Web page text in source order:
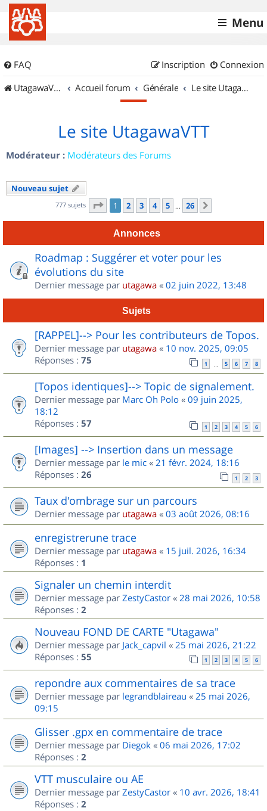
Menu
FAQ Connexion
Inscription
UtagawaVTT (Randos VTT et VTTAE avec traces GPS)
Accueil forum Générale Le site UtagawaVTT
Le site UtagawaVTT
Modérateur : Modérateurs des Forums
Nouveau sujet
777 sujets Page 1sur
1 2 3 4 5 … 26
Annonces
Roadmap : Suggérer et voter pour les
évolutions du site
Dernier message par utagawa « 02 juin 2022, 13:48
Sujets
[RAPPEL]--> Pour les contributeurs de Topos.
Dernier message par utagawa « 10 nov. 2025, 09:05
Réponses : 75 1 … 5 6 7 8
[Topos identiques]--> Topic de signalement.
Dernier message par Marc Oh Polo « 09 juin 2025,
18:12
Réponses : 57 1 2 3 4 5 6
[Images] --> Insertion dans un message
Dernier message par le mic « 21 févr. 2024, 18:16
Réponses : 26 1 2 3
Taux d'ombrage sur un parcours
Dernier message par utagawa « 03 août 2026, 08:16
enregistrerune trace
Dernier message par utagawa « 15 juil. 2026, 16:34
Réponses : 1
Signaler un chemin interdit
Dernier message par ZestyCastor « 28 mai 2026, 10:58
Réponses : 2
Nouveau FOND DE CARTE "Utagawa"
Dernier message par Jack_capvil « 25 mai 2026, 21:22
Réponses : 55 1 2 3 4 5 6
repondre aux commentaires de sa trace
Dernier message par legrandblaireau « 25 mai 2026,
09:15
Glisser .gpx en commentaire de trace
Dernier message par Diegok « 06 mai 2026, 17:02
Réponses : 2
VTT musculaire ou AE
Dernier message par ZestyCastor « 10 avr. 2026, 18:41
Réponses : 2